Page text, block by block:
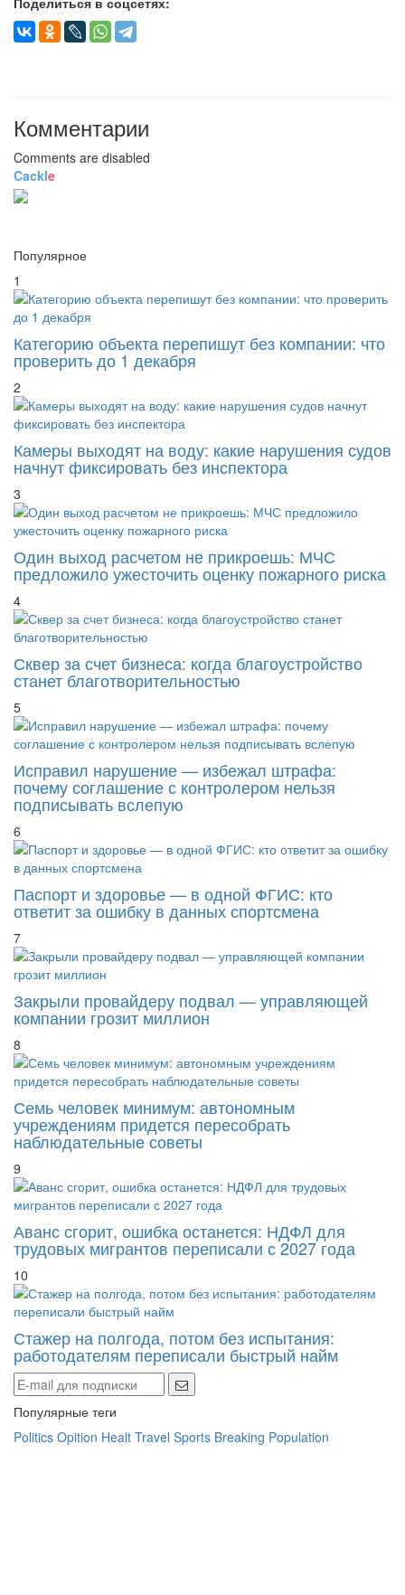
Поделиться в соцсетях:
Комментарии
Comments are disabled
Cackl
Популярное
1
Категорию объекта перепишут без компании: что
проверить до 1 декабря
2
Камеры выходят на воду: какие нарушения судов
начнут фиксировать без инспектора
3
Один выход расчетом не прикроешь: МЧС
предложило ужесточить оценку пожарного риска
4
Сквер за счет бизнеса: когда благоустройство
станет благотворительностью
5
Исправил нарушение — избежал штрафа:
почему соглашение с контролером нельзя
подписывать вслепую
6
Паспорт и здоровье — в одной ФГИС: кто
ответит за ошибку в данных спортсмена
7
Закрыли провайдеру подвал — управляющей
компании грозит миллион
8
Семь человек минимум: автономным
учреждениям придется пересобрать
наблюдательные советы
9
Аванс сгорит, ошибка останется: НДФЛ для
трудовых мигрантов переписали с 2027 года
10
Стажер на полгода, потом без испытания:
работодателям переписали быстрый найм
Популярные теги